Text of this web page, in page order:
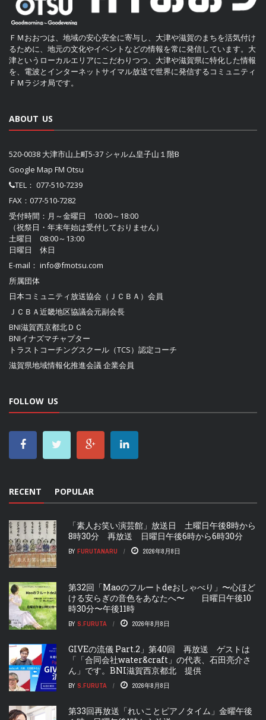
ＦＭおおつは、地域の安心安全に寄与し、大津や滋賀のまちを活気付け
るために、地元の文化やイベントなどの情報を常に発信しています。大
津というローカルエリアにこだわりつつ、大津や滋賀県に特化した情報
を、電波とインターネットサイマル放送で世界に発信するコミュニティ
ＦＭラジオ局です。
ABOUT US
520-0038 大津市山上町5-37 シャルム皇子山１階B
Google Map FM Otsu
TEL： 077-510-7239
FAX：077-510-7282
受付時間：月～金曜日 10:00～18:00
（祝祭日・年末年始は受付しておりません）
土曜日 08:00～13:00
日曜日 休日
E-mail： info@fmotsu.com
所属団体
日本コミュニティ放送協会（ＪＣＢＡ） 会員
ＪＣＢＡ近畿地区協議会元副会長
BNI滋賀西京都北ＤＣ
BNIイナズマチャプター
トラストコーチングスクール（TCS）認定コーチ
滋賀県地域情報化推進会議企業会員
FOLLOW US
RECENT POPULAR
「素人お笑い演芸館」放送日 土曜日午後8時から
8時30分 再放送 日曜日午後6時から6時30分
BY FURUTANARU 2026年8月8日
第32回「Maoのフルートdeおしゃべり」〜心ほど
ける安らぎの音色をあなたへ〜 日曜日午後10
時30分〜午後11時
BY S.FURUTA 2026年8月8日
GIVEの流儀 Part.2」第40回 再放送 ゲストは
「「合同会社water&craft」の代表、石田亮介さ
ん」です。BNI滋賀西京都北 提供
BY S.FURUTA 2026年8月8日
第33回再放送「れいことピアノタイム」金曜午後